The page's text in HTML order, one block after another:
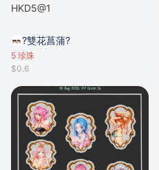
HKD5@1
?雙花菖蒲?
5 珍珠
$0.6